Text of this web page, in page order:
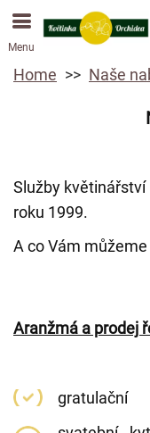
Objednávky přes
doručení je
Menu
Home Naše
Služby
roku 1999.
A co Vám
Aranžmá a prodej
gratulační